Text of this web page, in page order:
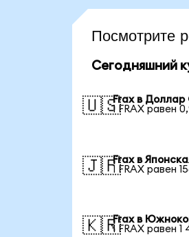
Посмотрите
Сегодняшний
🇺🇸Frax в
1 FRAX равен
🇯🇵Frax в
1 FRAX равен
🇰🇷Frax в
1 FRAX равен